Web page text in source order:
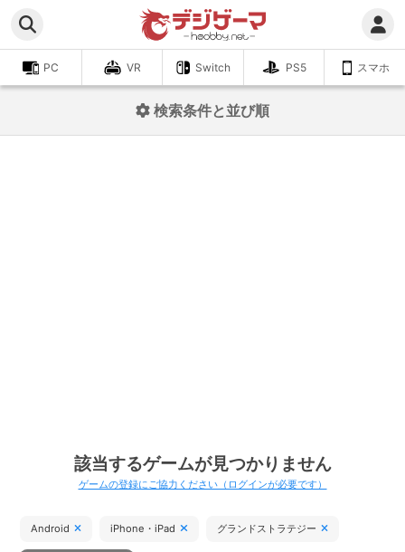
PC VR Switch PS5 スマホ
該当するゲームが見つかりません
ゲームの登録にご協力ください（ログインが必要です）
Android iPhone・iPad グランドストラテジー
検索条件と並び順